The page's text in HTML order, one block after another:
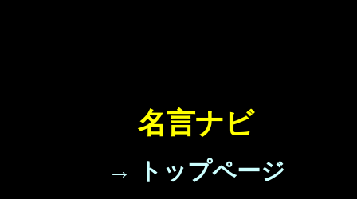
名言ナビ
→ トップページ